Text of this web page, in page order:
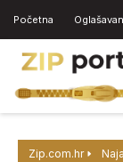
Početna
Zip.com.hr